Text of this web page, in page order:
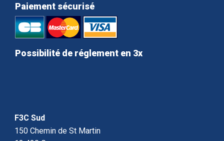
Paiement sécurisé
Possibilité de réglement en 3x
F3C Sud
150 Chemin de St Martin